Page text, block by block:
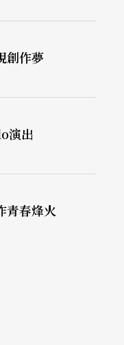
岳秀清等新一代
第一樓》的重頭
之前林連昆雖把
戲的角色平衡，
託在常貴身上，
《天下第一樓》
一定要加上盧孟
要角、同時活耀
實現創作夢
Solo演出
燃創作青春烽火